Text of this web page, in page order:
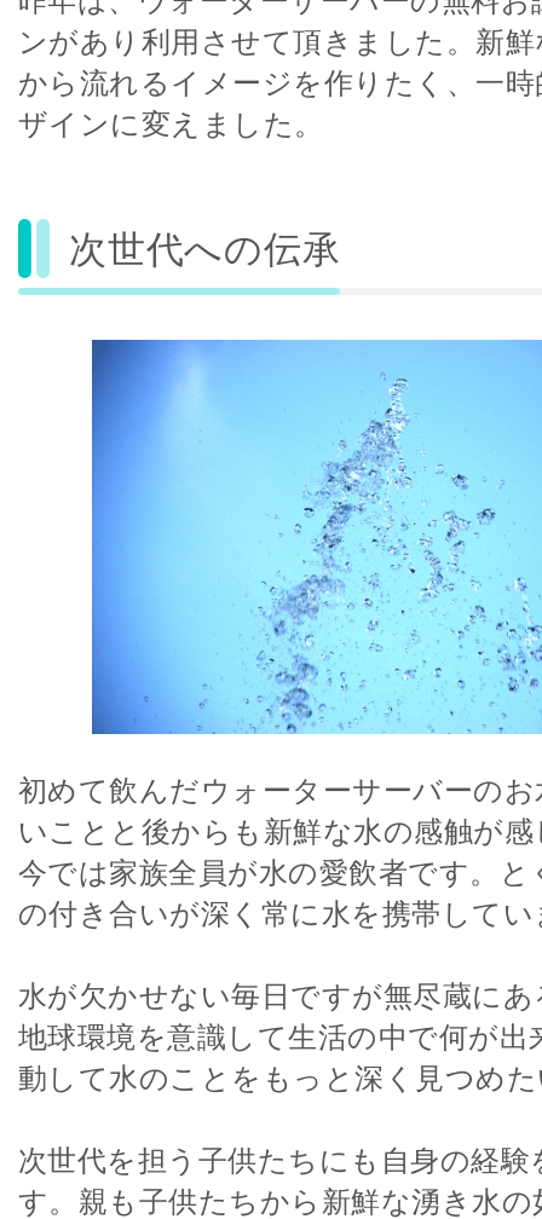
ンがあり利用させて頂きました。新
から流れるイメージを作りたく、一
ザインに変えました。
次世代への伝承
初めて飲んだウォーターサーバーの
いことと後からも新鮮な水の感触が
今では家族全員が水の愛飲者です。と
の付き合いが深く常に水を携帯してい
水が欠かせない毎日ですが無尽蔵に
地球環境を意識して生活の中で何が出
動して水のことをもっと深く見つめ
次世代を担う子供たちにも自身の経
す。親も子供たちから新鮮な湧き水の